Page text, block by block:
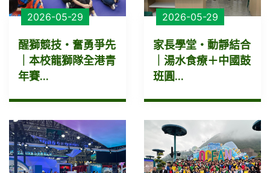
2026-05-29
醒獅競技・奮勇爭先
｜本校龍獅隊全港青
年賽...
2026-05-29
家長學堂・動靜結合
｜湯水食療＋中國鼓
班圓...